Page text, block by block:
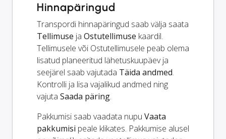
Hinnapäringud
Transpordi hinnapäringud saab välja saata
Tellimuse ja Ostutellimuse kaardil.
Tellimusele või Ostutellimusele peab olema
lisatud planeeritud lähetuskuupäev ja
seejärel saab vajutada Täida andmed.
Kontrolli ja lisa vajalikud andmed ning
vajuta Saada päring.
Pakkumisi saab vaadata nupu Vaata
pakkumisi peale klikates. Pakkumise alusel